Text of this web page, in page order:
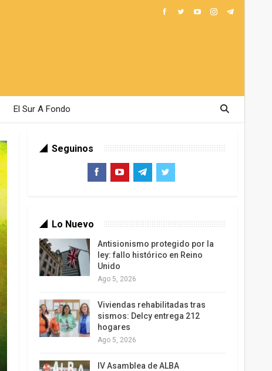
El Sur A Fondo
Seguinos
Lo Nuevo
Antisionismo protegido por la
ley: fallo histórico en Reino
Unido
Ago 5, 2026
Viviendas rehabilitadas tras
sismos: Delcy entrega 212
hogares
Ago 5, 2026
IV Asamblea de ALBA